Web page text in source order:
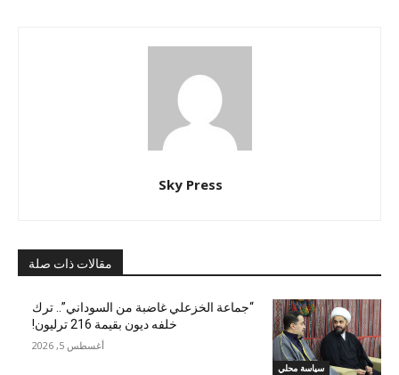
Sky Press
مقالات ذات صلة
سياسة محلي
“جماعة الخزعلي غاضبة من السوداني”.. ترك
خلفه ديون بقيمة 216 ترليون!
أغسطس 5, 2026